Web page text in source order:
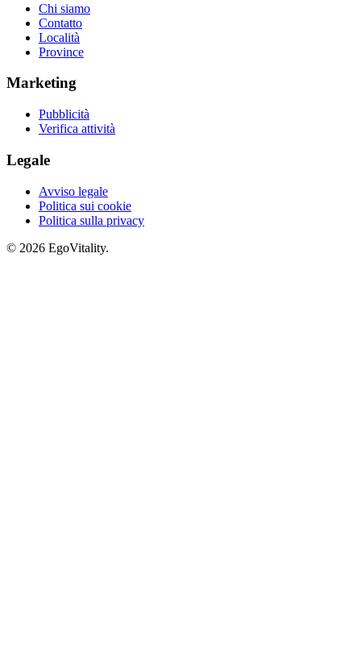
Chi siamo
Contatto
Località
Province
Marketing
Pubblicità
Verifica attività
Legale
Avviso legale
Politica sui cookie
Politica sulla privacy
© 2026 EgoVitality.